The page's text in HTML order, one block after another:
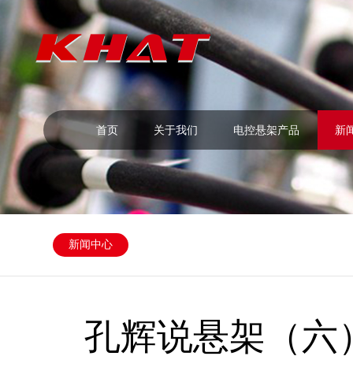
首页 关于我们 电控悬架产品 新
新闻中心
孔辉说悬架（